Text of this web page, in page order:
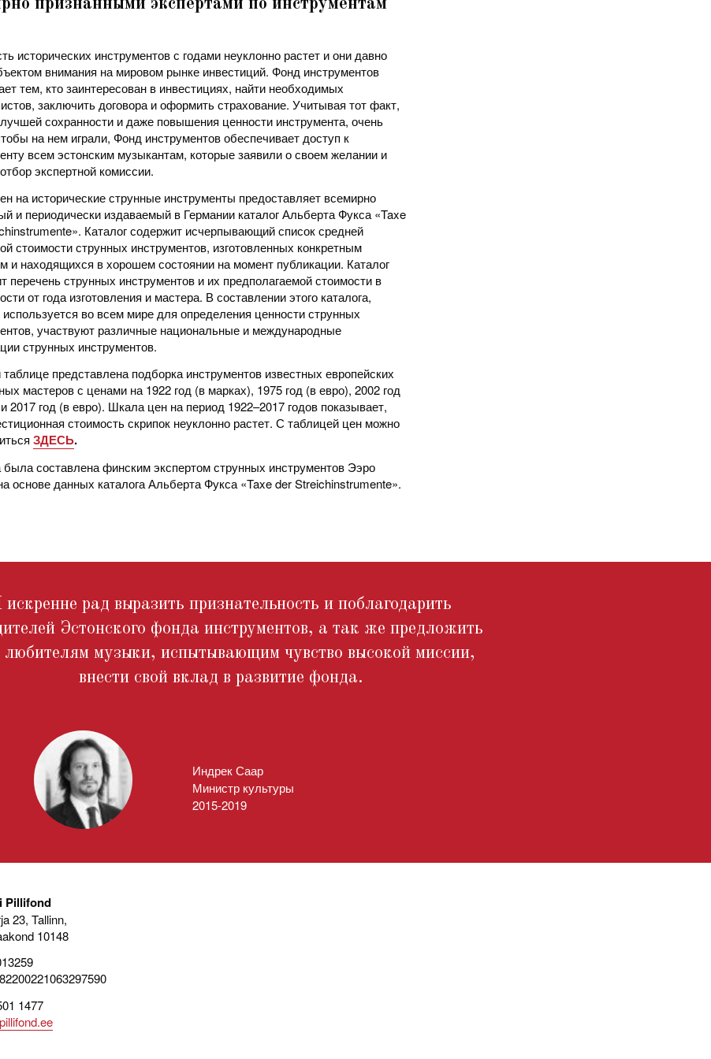
признанными экспертами по инструментам
исторических инструментов с годами неуклонно растет и они давно
внимания на мировом рынке инвестиций. Фонд инструментов
тем, кто заинтересован в инвестициях, найти необходимых
заключить договора и оформить страхование. Учитывая тот факт,
сохранности и даже повышения ценности инструмента, очень
на нем играли, Фонд инструментов обеспечивает доступ к
всем эстонским музыкантам, которые заявили о своем желании и
экспертной комиссии.
на исторические струнные инструменты предоставляет всемирно
и периодически издаваемый в Германии каталог Альберта Фукса «Taxe
Каталог содержит исчерпывающий список средней
стоимости струнных инструментов, изготовленных конкретным
и находящихся в хорошем состоянии на момент публикации. Каталог
перечень струнных инструментов и их предполагаемой стоимости в
от года изготовления и мастера. В составлении этого каталога,
используется во всем мире для определения ценности струнных
участвуют различные национальные и международные
струнных инструментов.
представлена подборка инструментов известных европейских
мастеров с ценами на 1922 год (в марках), 1975 год (в евро), 2002 год
2017 год (в евро). Шкала цен на период 1922–2017 годов показывает,
стоимость скрипок неуклонно растет. С таблицей цен можно
ЗДЕСЬ.
была составлена финским экспертом струнных инструментов Ээро
основе данных каталога Альберта Фукса «Taxe der Streichinstrumente».
искренне рад выразить признательность и поблагодарить
Эстонского фонда инструментов, а так же предложить
любителям музыки, испытывающим чувство высокой миссии,
внести свой вклад в развитие фонда.
Индрек Саар
Министр культуры
2015-2019
Pillifond
23, Tallinn,
10148
1477